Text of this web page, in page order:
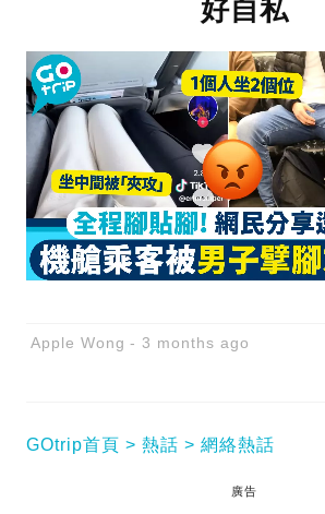
好自私
Apple Wong 3 months ago
GOtrip首頁 熱話 網絡熱話
廣告